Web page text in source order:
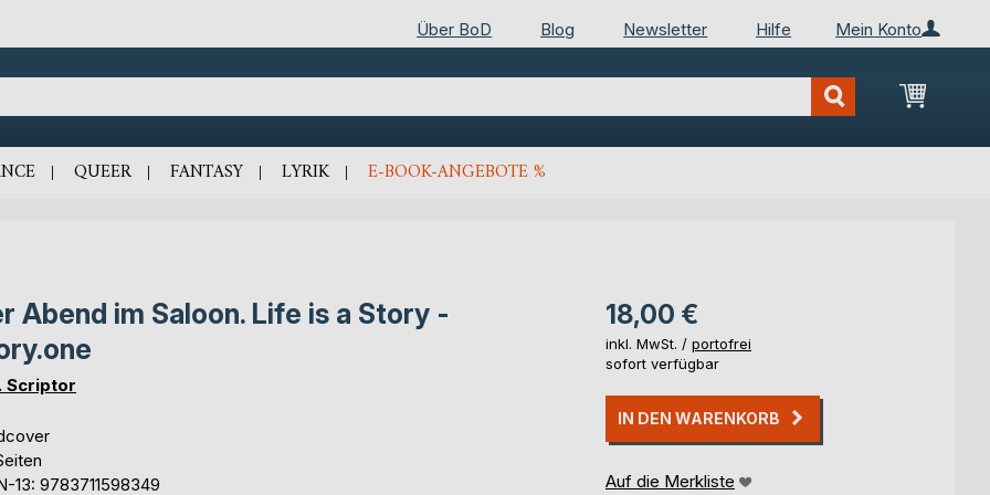
Mein Konto
Über BoD Blog Newsletter Hilfe
Mein
QUEER FANTASY LYRIK E-BOOK-ANGEBOTE %
Abend im Saloon. Life is a Story -
Scriptor
13: 9783711598349
18,00 €
inkl. MwSt. / portofrei
sofort verfügbar
IN DEN WARENKORB
Auf die Merkliste